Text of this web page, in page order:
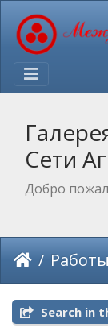
Сети
Добро
Работы
Search in